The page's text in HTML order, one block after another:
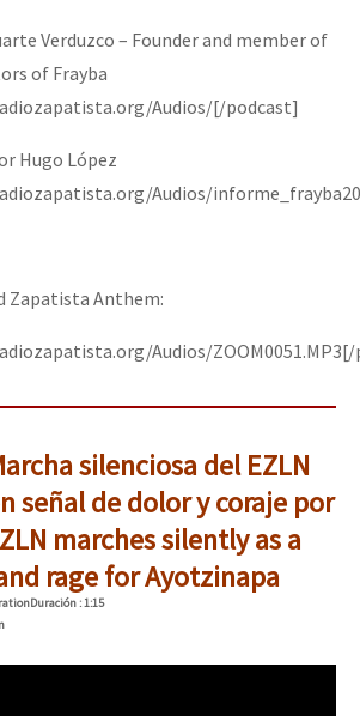
Verduzco – Founder and member of
of Frayba
Audios/[/podcast]
Hugo López
Audios/
Zapatista Anthem:
Audios/
silenciosa del EZLN
señal de dolor y coraje por
marches silently as a
rage for Ayotzinapa
Duración : 1:15